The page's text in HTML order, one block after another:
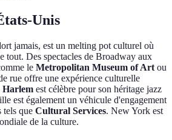
Unis
jamais, est un melting pot culturel où
tout. Des spectacles de Broadway aux
le Metropolitan Museum of Art ou
rue offre une expérience culturelle
Harlem est célèbre pour son héritage jazz
est également un véhicule d'engagement
tels que Cultural Services. New York est
de la culture.